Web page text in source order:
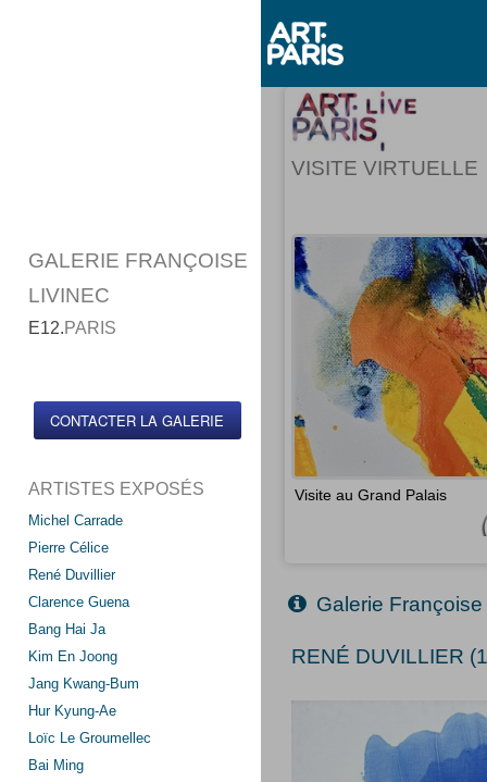
GALERIE FRANÇOISE
LIVINEC
E12.PARIS
CONTACTER LA GALERIE
ARTISTES EXPOSÉS
Michel Carrade
Pierre Célice
René Duvillier
Clarence Guena
Bang Hai Ja
Kim En Joong
Jang Kwang-Bum
Hur Kyung-Ae
Loïc Le Groumellec
Bai Ming
VISITE VIRTUELLE
Visite au Grand Palais
Galerie
RENÉ DUVILLIER